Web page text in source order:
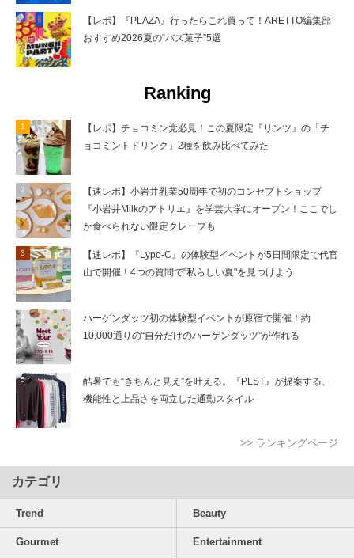
【レポ】『PLAZA』行ったらこれ買って！ARETTO編集部
おすすめ2026夏の“バズ菓子”5選
Ranking
【レポ】チョコミン党必見！この夏限定『リンツ』の「チ
ョコミントドリンク」2種を飲み比べてみた
【速レポ】小岩井乳業50周年で初のコンセプトショップ
『小岩井Milkのアトリエ』を学芸大学にオープン！ここでし
か食べられない限定クレープも
【速レポ】『Lypo-C』の体験型イベントが5日間限定で代官
山で開催！4つの質問で"私らしい夏"を見つけよう
ハーゲンダッツ初の体験型イベントが原宿で開催！約
10,000通りの“自分だけのハーゲンダッツ”が作れる
酷暑でも“きちんと見え”を叶える。『PLST』が提案する、
機能性と上品さを両立した通勤スタイル
>> ランキングページ
カテゴリ
Trend Beauty
Gourmet Entertainment